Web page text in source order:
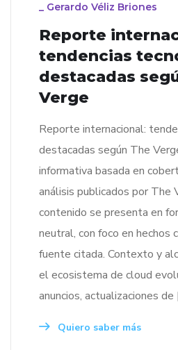
_ Gerardo Véliz Briones
Reporte
tendencias
destacadas
Verge
Reporte internacional:
destacadas según The
informativa basada en
análisis publicados por The
contenido se presenta en
neutral, con foco en hechos
fuente citada. Contexto y
el ecosistema de cloud
anuncios, actualizaciones de
Quiero saber más